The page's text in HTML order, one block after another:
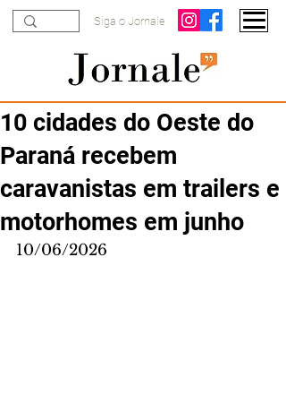
Siga o Jornale
10 cidades do Oeste do
Paraná recebem
caravanistas em trailers e
motorhomes em junho
10/06/2026